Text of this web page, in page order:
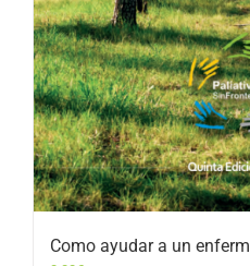
Como ayudar a un